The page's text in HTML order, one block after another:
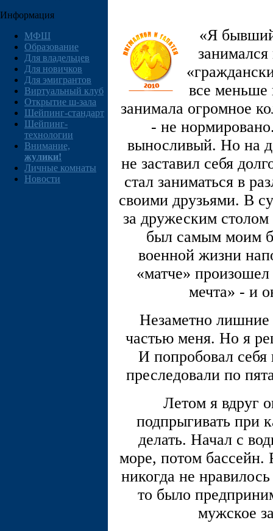
Информация
МФШ
Образование
Для владельцев
Для новичков
Для эмигрантов
Виртуальный клуб
Открытие ш-зала
Шейпинг-стандарт
Шейпинг-
технологии
Внимание,
жулики!
Личные комнаты
Новости
«Я
все меньше
занимала огромное
- не
выносливый. Но на
не заставил себя
стал заниматься в
своими друзьями. В
за дружеским
был самым моим
военной жизни
«матче»
мечта» - и
Незаметно лишние
частью меня. Но я
И попробовал
преследовали по
Летом я вдруг
подпрыгивать при
делать. Начал с
море, потом
никогда не
то было
мужское